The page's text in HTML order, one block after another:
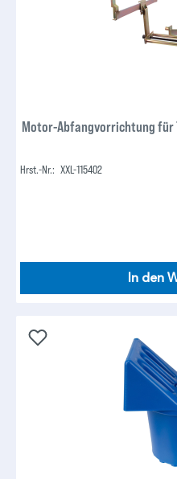
Motor-Abfangvorrichtung für
Hrst.-Nr.: XXL-115402
In den